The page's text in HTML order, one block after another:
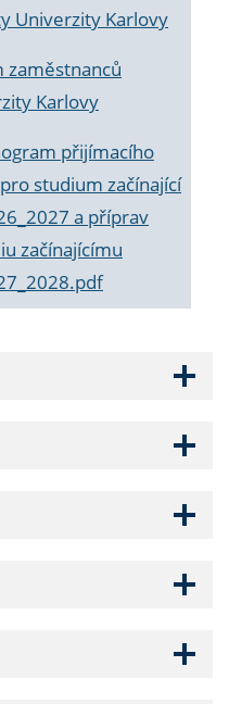
Univerzity Karlovy
zaměstnanců
Karlovy
přijímacího
studium začínající
a příprav
začínajícímu